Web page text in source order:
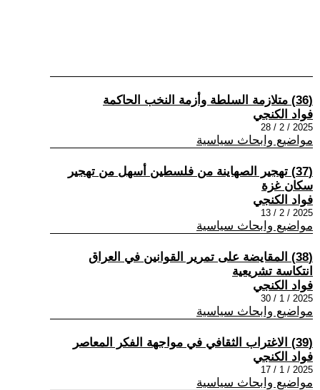
(36) متلازمة السلطة وأزمة النخب الحاكمة
فواد الكنجي
2025 / 2 / 28
مواضيع وابحاث سياسية
(37) تهجير الصهاينة من فلسطين أسهل من تهجير
سكان غزة
فواد الكنجي
2025 / 2 / 13
مواضيع وابحاث سياسية
(38) المقايضة على تمرير القوانين في العراق
انتكاسة تشريعية
فواد الكنجي
2025 / 1 / 30
مواضيع وابحاث سياسية
(39) الاغتراب الثقافي في مواجهة الفكر المعاصر
فواد الكنجي
2025 / 1 / 17
مواضيع وابحاث سياسية